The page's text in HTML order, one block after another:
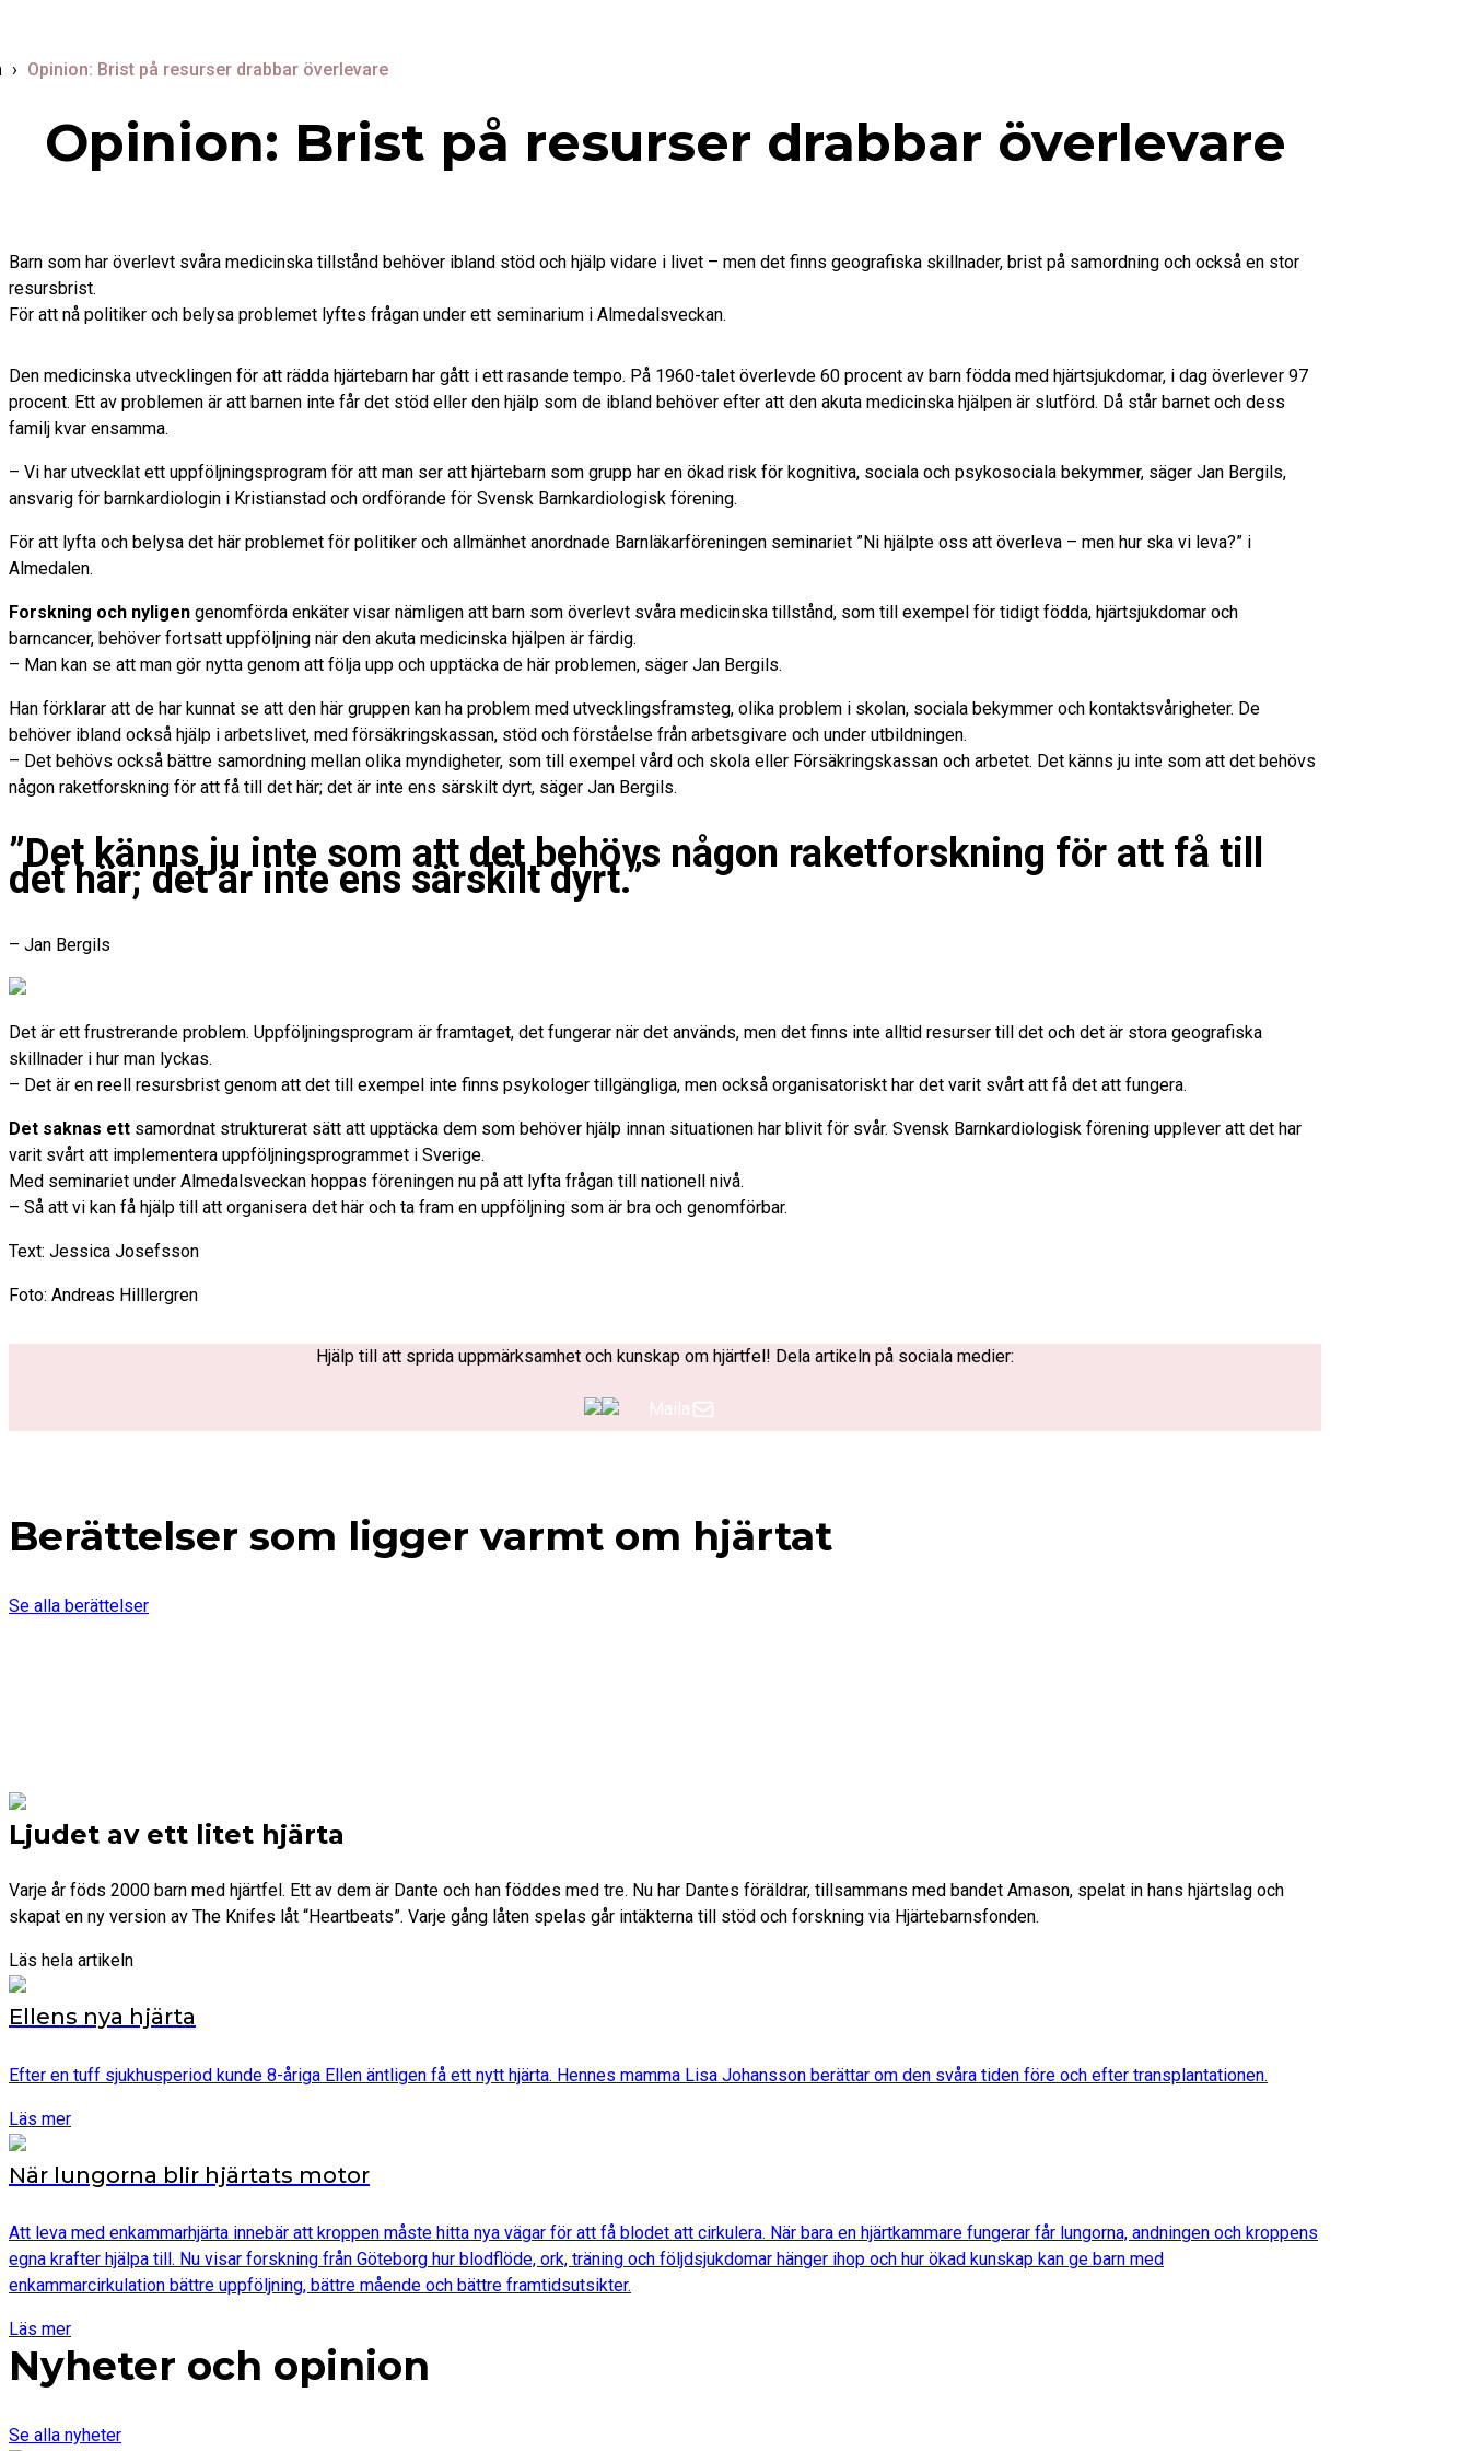
› Opinion: Brist på resurser drabbar överlevare
Opinion: Brist på resurser drabbar överlevare
Barn som har överlevt svåra medicinska tillstånd behöver ibland stöd och hjälp vidare i livet – men det finns geografiska skillnader, brist på samordning och också en stor
resursbrist.
För att nå politiker och belysa problemet lyftes frågan under ett seminarium i Almedalsveckan.
Den medicinska utvecklingen för att rädda hjärtebarn har gått i ett rasande tempo. På 1960-talet överlevde 60 procent av barn födda med hjärtsjukdomar, i dag överlever 97
procent. Ett av problemen är att barnen inte får det stöd eller den hjälp som de ibland behöver efter att den akuta medicinska hjälpen är slutförd. Då står barnet och dess
familj kvar ensamma.
– Vi har utvecklat ett uppföljningsprogram för att man ser att hjärtebarn som grupp har en ökad risk för kognitiva, sociala och psykosociala bekymmer, säger Jan Bergils,
ansvarig för barnkardiologin i Kristianstad och ordförande för Svensk Barnkardiologisk förening.
För att lyfta och belysa det här problemet för politiker och allmänhet anordnade Barnläkarföreningen seminariet ”Ni hjälpte oss att överleva – men hur ska vi leva?” i
Almedalen.
Forskning och nyligen genomförda enkäter visar nämligen att barn som överlevt svåra medicinska tillstånd, som till exempel för tidigt födda, hjärtsjukdomar och
barncancer, behöver fortsatt uppföljning när den akuta medicinska hjälpen är färdig.
– Man kan se att man gör nytta genom att följa upp och upptäcka de här problemen, säger Jan Bergils.
Han förklarar att de har kunnat se att den här gruppen kan ha problem med utvecklingsframsteg, olika problem i skolan, sociala bekymmer och kontaktsvårigheter. De
behöver ibland också hjälp i arbetslivet, med försäkringskassan, stöd och förståelse från arbetsgivare och under utbildningen.
– Det behövs också bättre samordning mellan olika myndigheter, som till exempel vård och skola eller Försäkringskassan och arbetet. Det känns ju inte som att det behövs
någon raketforskning för att få till det här; det är inte ens särskilt dyrt, säger Jan Bergils.
”Det känns ju inte som att det behövs någon raketforskning för att få till
det här; det är inte ens särskilt dyrt.”
– Jan Bergils
Det är ett frustrerande problem. Uppföljningsprogram är framtaget, det fungerar när det används, men det finns inte alltid resurser till det och det är stora geografiska
skillnader i hur man lyckas.
– Det är en reell resursbrist genom att det till exempel inte finns psykologer tillgängliga, men också organisatoriskt har det varit svårt att få det att fungera.
Det saknas ett samordnat strukturerat sätt att upptäcka dem som behöver hjälp innan situationen har blivit för svår. Svensk Barnkardiologisk förening upplever att det har
varit svårt att implementera uppföljningsprogrammet i Sverige.
Med seminariet under Almedalsveckan hoppas föreningen nu på att lyfta frågan till nationell nivå.
– Så att vi kan få hjälp till att organisera det här och ta fram en uppföljning som är bra och genomförbar.
Text: Jessica Josefsson
Foto: Andreas Hilllergren
Hjälp till att sprida uppmärksamhet och kunskap om hjärtfel! Dela artikeln på sociala medier:
Maila
Berättelser som ligger varmt om hjärtat
Se alla berättelser
Ljudet av ett litet hjärta
Varje år föds 2000 barn med hjärtfel. Ett av dem är Dante och han föddes med tre. Nu har Dantes föräldrar, tillsammans med bandet Amason, spelat in hans hjärtslag och
skapat en ny version av The Knifes låt “Heartbeats”. Varje gång låten spelas går intäkterna till stöd och forskning via Hjärtebarnsfonden.
Läs hela artikeln
Ellens nya hjärta
Efter en tuff sjukhusperiod kunde 8-åriga Ellen äntligen få ett nytt hjärta. Hennes mamma Lisa Johansson berättar om den svåra tiden före och efter transplantationen.
Läs mer
När lungorna blir hjärtats motor
Att leva med enkammarhjärta innebär att kroppen måste hitta nya vägar för att få blodet att cirkulera. När bara en hjärtkammare fungerar får lungorna, andningen och kroppens
egna krafter hjälpa till. Nu visar forskning från Göteborg hur blodflöde, ork, träning och följdsjukdomar hänger ihop och hur ökad kunskap kan ge barn med
enkammarcirkulation bättre uppföljning, bättre mående och bättre framtidsutsikter.
Läs mer
Nyheter och opinion
Se alla nyheter